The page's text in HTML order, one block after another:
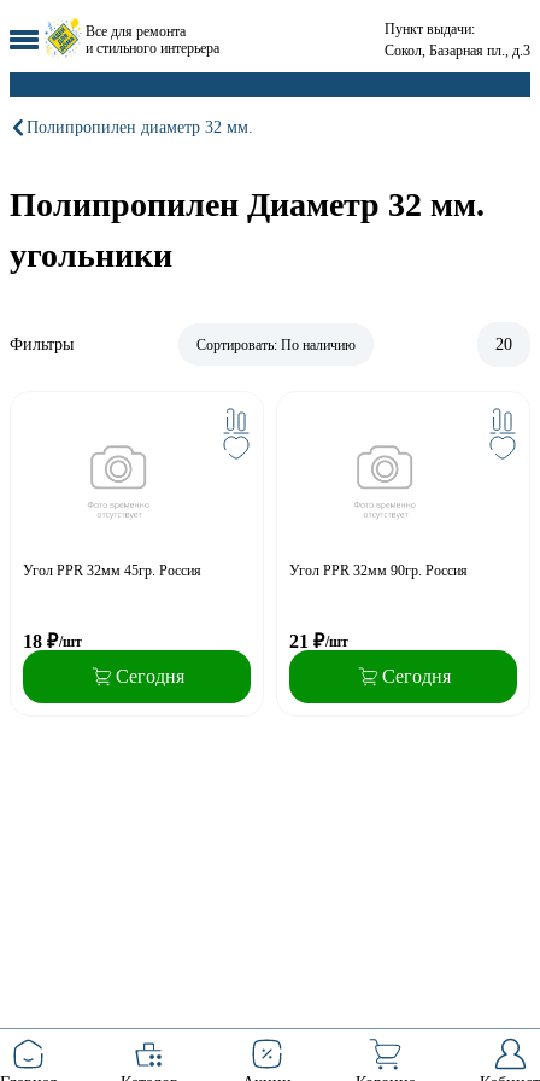
Все для ремонта
и стильного интерьера
Пункт выдачи:
Сокол, Базарная пл., д.3
Полипропилен диаметр 32 мм.
Полипропилен Диаметр 32 мм.
угольники
Фильтры Сортировать: По наличию 20
Угол PPR 32мм 45гр. Россия
18 ₽/шт
Сегодня
Угол PPR 32мм 90гр. Россия
21 ₽/шт
Сегодня